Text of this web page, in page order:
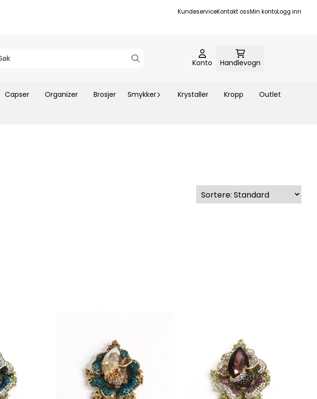
KundeserviceKontakt ossMin kontoLogg inn
Konto Handlevogn
Capser Organizer Brosjer Smykker Krystaller Kropp
Outlet